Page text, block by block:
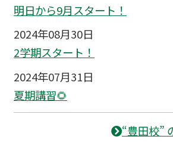
明日から9月スタート！
2024年08月30日
2学期スタート！
2024年07月31日
夏期講習🌻
“豊田校”